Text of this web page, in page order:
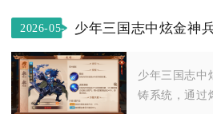
2026-05-
少年三国志中炫金神
少年三国志中
铸系统，通过